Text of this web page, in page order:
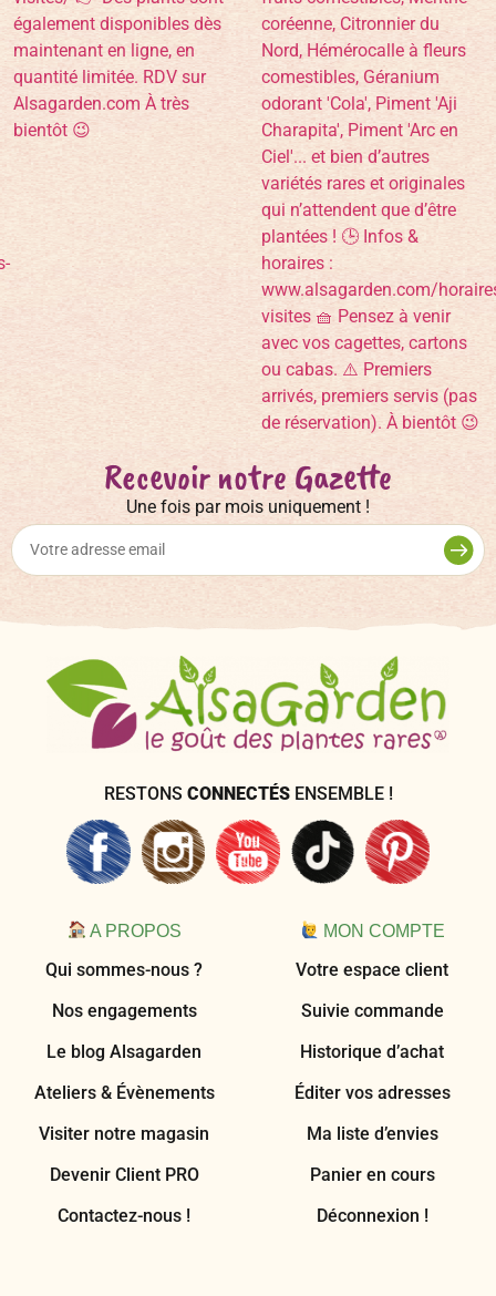
Recevoir notre Gazette
Une fois par mois uniquement !
RESTONS CONNECTÉS ENSEMBLE !
A PROPOS
Qui sommes-nous ?
Nos engagements
Le blog Alsagarden
Ateliers & Évènements
Visiter notre magasin
Devenir Client PRO
Contactez-nous !
MON COMPTE
Votre espace client
Suivie commande
Historique d’achat
Éditer vos adresses
Ma liste d’envies
Panier en cours
Déconnexion !